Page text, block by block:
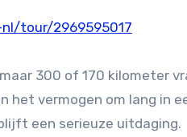
tour/2969595017
300 of 170 kilometer
het vermogen om lang in
een serieuze uitdaging.